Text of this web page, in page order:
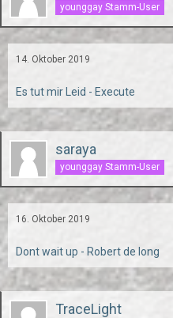
younggay Stamm-User
14. Oktober 2019
Es tut mir Leid - Execute
saraya
younggay Stamm-User
16. Oktober 2019
Dont wait up - Robert de long
TraceLight